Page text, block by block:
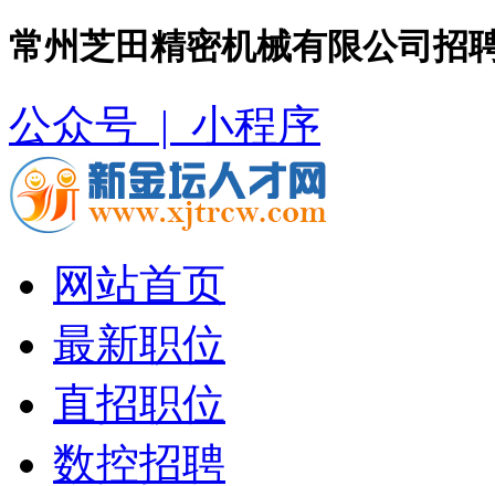
常州芝田精密机械有限公司招
公众号 | 小程序
网站首页
最新职位
直招职位
数控招聘